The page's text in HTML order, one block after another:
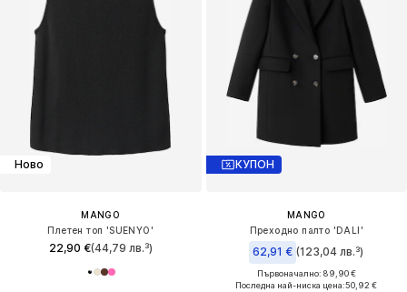
Ново
MANGO
Плетен топ 'SUENYO'
22,90 €(44,79 лв.³)
КУПОН
MANGO
Преходно палто 'DALI'
62,91 € (123,04 лв.³)
Първоначално: 89,90 €
Последна най-ниска цена:50,92 €